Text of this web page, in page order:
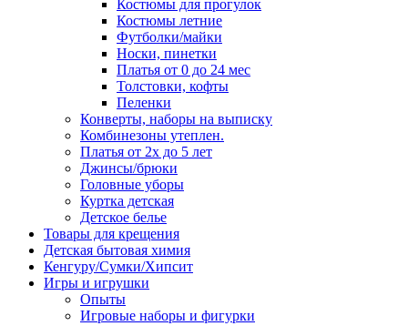
Костюмы для прогулок
Костюмы летние
Футболки/майки
Носки, пинетки
Платья от 0 до 24 мес
Толстовки, кофты
Пеленки
Конверты, наборы на выписку
Комбинезоны утеплен.
Платья от 2х до 5 лет
Джинсы/брюки
Головные уборы
Куртка детская
Детское белье
Товары для крещения
Детская бытовая химия
Кенгуру/Сумки/Хипсит
Игры и игрушки
Опыты
Игровые наборы и фигурки